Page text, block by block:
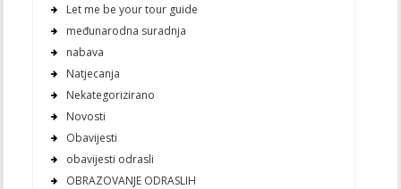
Let me be your tour guide
međunarodna suradnja
nabava
Natjecanja
Nekategorizirano
Novosti
Obavijesti
obavijesti odrasli
OBRAZOVANJE ODRASLIH